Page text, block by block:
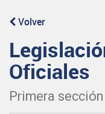
Volver
Oficiales
Primera sección